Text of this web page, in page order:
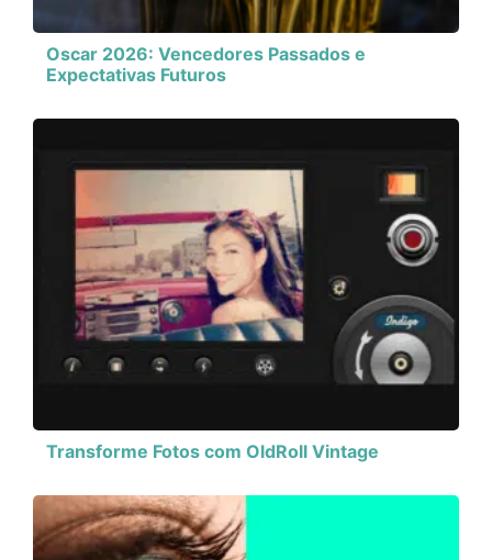
Oscar 2026: Vencedores Passados e
Expectativas Futuros
Transforme Fotos com OldRoll Vintage